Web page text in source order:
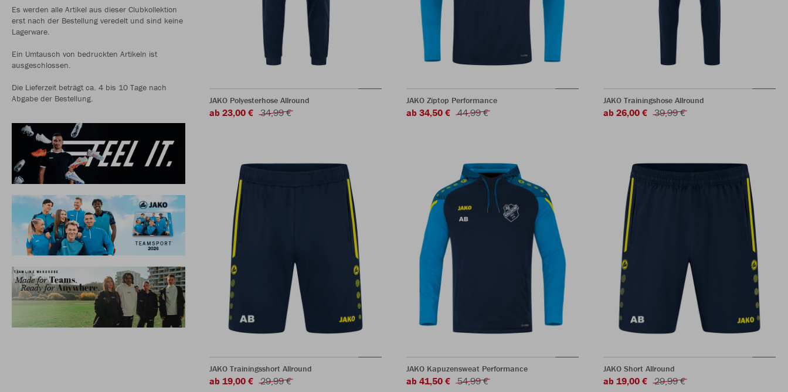
Es werden alle Artikel aus dieser Clubkollektion
erst nach der Bestellung veredelt und sind keine
Lagerware.
Ein Umtausch von bedruckten Artikeln ist
ausgeschlossen.
Die Lieferzeit beträgt ca. 4 bis 10 Tage nach
Abgabe der Bestellung.
JAKO Polyesterhose Allround
ab 23,00 € 34,99 €
JAKO Ziptop Performance
ab 34,50 € 44,99 €
JAKO Trainingshose Allround
ab 26,00 € 39,99 €
JAKO Trainingsshort Allround
ab 19,00 € 29,99 €
JAKO Kapuzensweat Performance
ab 41,50 € 54,99 €
JAKO Short Allround
ab 19,00 € 29,99 €